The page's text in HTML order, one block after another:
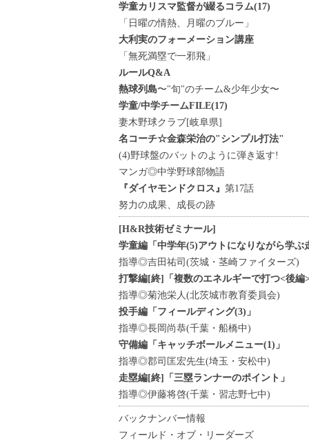
学童カリスマ監督が綴るコラム(17)
「日曜の情熱、月曜のブルー」
大利実のフォーメーション講座
「無死満塁で一邪飛」
ルールQ&A
熱球列島〜"旬"のチーム&少年少女〜
学童/中学チームFILE(17)
妻木野球クラブ[岐阜県]
名コーチ☆金森栄治の"シンプル打法"
(4)野球盤のバットのように弾き返す!
マンガ◎中学野球部物語
『ダイヤモンドクロス』 第17話
努力の成果、成長の跡
[H&R技術ゼミナール]
学童編「中学年(5)アウトになりながら学ぶ
指導◎吉田祐司(茨城・茎崎ファイターズ)
打撃編[終]「複数のエネルギーで打つ<後編>
指導◎菊池栄人(北茨城市教育委員会)
投手編「フィールディング(3)」
指導◎長岡尚恭(千葉・船橋中)
守備編「キャッチボールメニュー(1)」
指導◎郡司匡宏先生(埼玉・安松中)
走塁編[終]「三塁ランナーのポイント」
指導◎伊藤将啓(千葉・習志野七中)
バックナンバー情報
フィールド・オブ・リーダーズ